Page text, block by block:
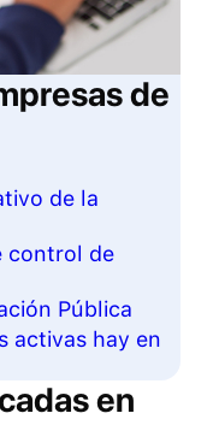
de
de la
control de
Pública
activas hay en
en